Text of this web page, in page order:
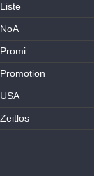
Liste
NoA
Promi
Promotion
USA
Zeitlos